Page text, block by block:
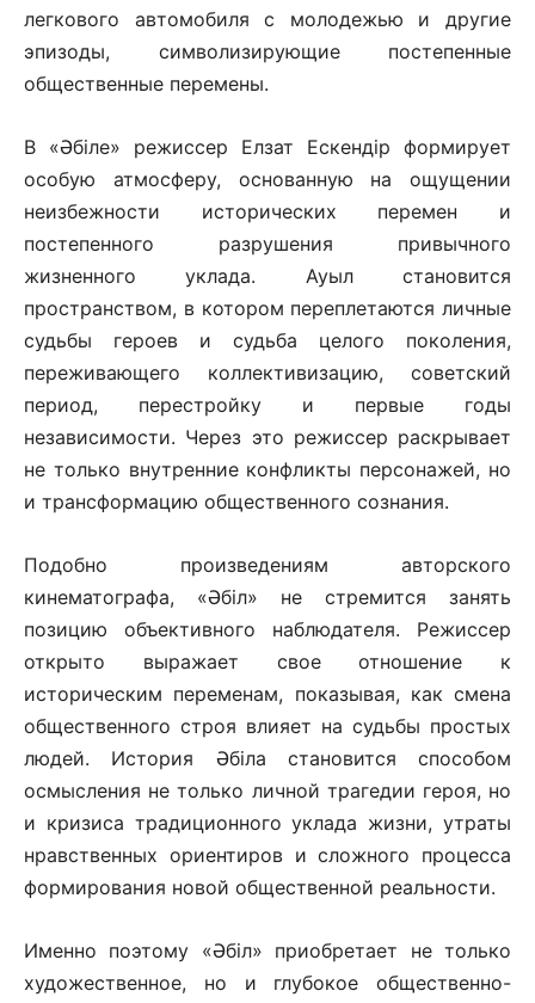
легкового автомобиля с молодежью и другие
эпизоды, символизирующие постепенные
общественные перемены.
В «Әбіле» режиссер Елзат Ескендір формирует
особую атмосферу, основанную на ощущении
неизбежности исторических перемен и
постепенного разрушения привычного
жизненного уклада. Ауыл становится
пространством, в котором переплетаются личные
судьбы героев и судьба целого поколения,
переживающего коллективизацию, советский
период, перестройку и первые годы
независимости. Через это режиссер раскрывает
не только внутренние конфликты персонажей, но
и трансформацию общественного сознания.
Подобно произведениям авторского
кинематографа, «Әбіл» не стремится занять
позицию объективного наблюдателя. Режиссер
открыто выражает свое отношение к
историческим переменам, показывая, как смена
общественного строя влияет на судьбы простых
людей. История Әбіла становится способом
осмысления не только личной трагедии героя, но
и кризиса традиционного уклада жизни, утраты
нравственных ориентиров и сложного процесса
формирования новой общественной реальности.
Именно поэтому «Әбіл» приобретает не только
художественное, но и глубокое общественно-